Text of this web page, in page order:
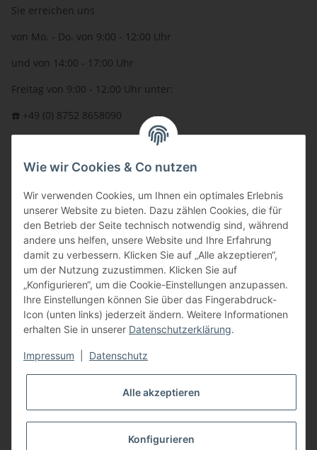
Sie erreichen uns
von Mo. - Do. von 9:00 - 12:00 Uhr
und von 14:00 - 17:00 Uhr
Freitag von 9:00 - 12:00 Uhr unter:
☎️ +49 (0) 8752 8658090
oder über unserKontaktformular
BFT - Autorisierter Fachhändler
Wie wir Cookies & Co nutzen
Wir verwenden Cookies, um Ihnen ein optimales Erlebnis
unserer Website zu bieten. Dazu zählen Cookies, die für
den Betrieb der Seite technisch notwendig sind, während
andere uns helfen, unsere Website und Ihre Erfahrung
damit zu verbessern. Klicken Sie auf „Alle akzeptieren“,
um der Nutzung zuzustimmen. Klicken Sie auf
„Konfigurieren“, um die Cookie-Einstellungen anzupassen.
Ihre Einstellungen können Sie über das Fingerabdruck-
Icon (unten links) jederzeit ändern. Weitere Informationen
erhalten Sie in unserer Datenschutzerklärung.
Impressum Datenschutz
Alle akzeptieren
Konfigurieren